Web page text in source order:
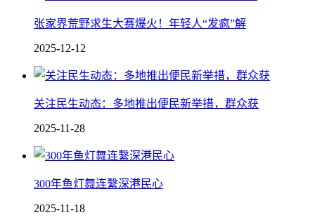
张家界荒野求生大赛爆火！年轻人“发疯”解
2025-12-12
关注民生动态：多地推出便民新举措，群众获
2025-11-28
300年鱼灯舞连繫深港民心
2025-11-18